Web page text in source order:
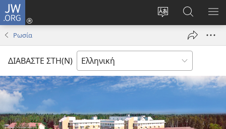
JW.ORG
Αλλαγή
γλώσσας
ιστότοπου
Σύνδεση
(ανοίγει
παράθυρο)
στο
JW.ORG
Ρωσία
ΔΙΑΒΑΣΤΕ ΣΤΗ(Ν)